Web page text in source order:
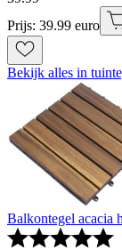
Prijs: 39.99 euro
Bekijk alles in
Balkontegel acacia